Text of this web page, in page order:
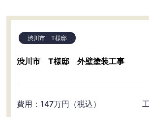
渋川市 T様邸
渋川市 T様邸 外壁塗装工事
費用：147万円（税込） 工